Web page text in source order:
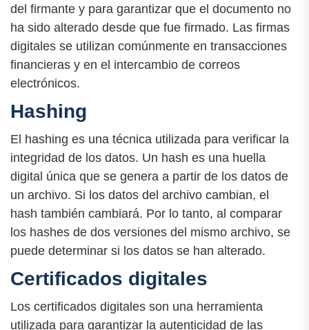
del firmante y para garantizar que el documento no
ha sido alterado desde que fue firmado. Las firmas
digitales se utilizan comúnmente en transacciones
financieras y en el intercambio de correos
electrónicos.
Hashing
El hashing es una técnica utilizada para verificar la
integridad de los datos. Un hash es una huella
digital única que se genera a partir de los datos de
un archivo. Si los datos del archivo cambian, el
hash también cambiará. Por lo tanto, al comparar
los hashes de dos versiones del mismo archivo, se
puede determinar si los datos se han alterado.
Certificados digitales
Los certificados digitales son una herramienta
utilizada para garantizar la autenticidad de las